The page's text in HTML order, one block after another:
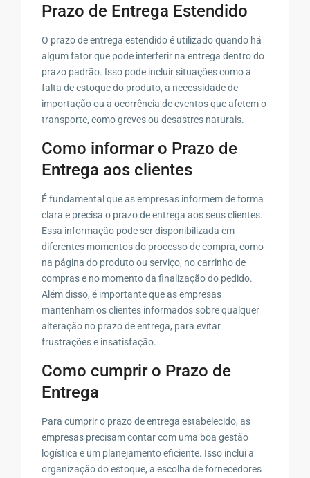
Prazo de Entrega Estendido
O prazo de entrega estendido é utilizado quando há
algum fator que pode interferir na entrega dentro do
prazo padrão. Isso pode incluir situações como a
falta de estoque do produto, a necessidade de
importação ou a ocorrência de eventos que afetem o
transporte, como greves ou desastres naturais.
Como informar o Prazo de
Entrega aos clientes
É fundamental que as empresas informem de forma
clara e precisa o prazo de entrega aos seus clientes.
Essa informação pode ser disponibilizada em
diferentes momentos do processo de compra, como
na página do produto ou serviço, no carrinho de
compras e no momento da finalização do pedido.
Além disso, é importante que as empresas
mantenham os clientes informados sobre qualquer
alteração no prazo de entrega, para evitar
frustrações e insatisfação.
Como cumprir o Prazo de
Entrega
Para cumprir o prazo de entrega estabelecido, as
empresas precisam contar com uma boa gestão
logística e um planejamento eficiente. Isso inclui a
organização do estoque, a escolha de fornecedores